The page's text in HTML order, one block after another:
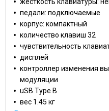
педали: подключаемые
корпус: компактный
количество клавиш 32
чувствительность
дисплей
контроллер изменения
модуляции
uSB Type B
вес 1.45 кг